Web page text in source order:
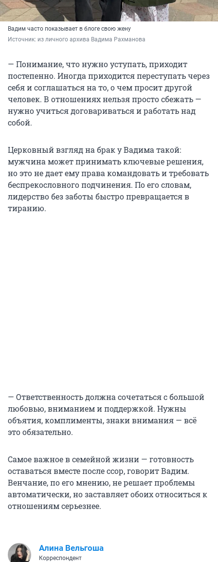
Вадим часто показывает в блоге свою жену
Источник: из личного архива Вадима Рахманова
— Понимание, что нужно уступать, приходит
постепенно. Иногда приходится переступать через
себя и соглашаться на то, о чем просит другой
человек. В отношениях нельзя просто сбежать —
нужно учиться договариваться и работать над
собой.
Церковный взгляд на брак у Вадима такой:
мужчина может принимать ключевые решения,
но это не дает ему права командовать и требовать
беспрекословного подчинения. По его словам,
лидерство без заботы быстро превращается в
тиранию.
— Ответственность должна сочетаться с большой
любовью, вниманием и поддержкой. Нужны
объятия, комплименты, знаки внимания — всё
это обязательно.
Самое важное в семейной жизни — готовность
оставаться вместе после ссор, говорит Вадим.
Венчание, по его мнению, не решает проблемы
автоматически, но заставляет обоих относиться к
отношениям серьезнее.
Алина Вельгоша
Корреспондент